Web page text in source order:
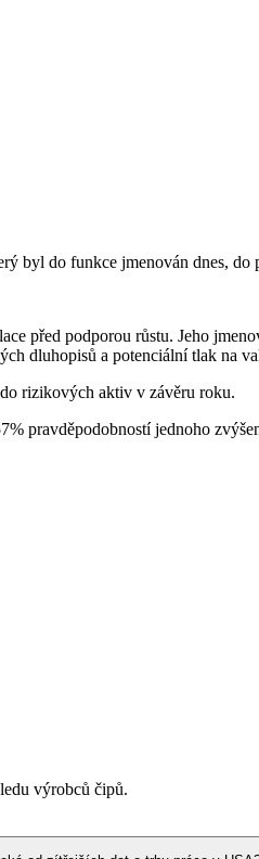
byl do funkce jmenován dnes, do
před podporou růstu. Jeho
dluhopisů a potenciální tlak na
rizikových aktiv v závěru roku.
pravděpodobností jednoho
výrobců čipů.